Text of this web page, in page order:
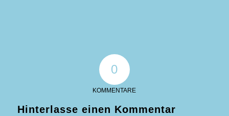
0
KOMMENTARE
Hinterlasse einen Kommentar